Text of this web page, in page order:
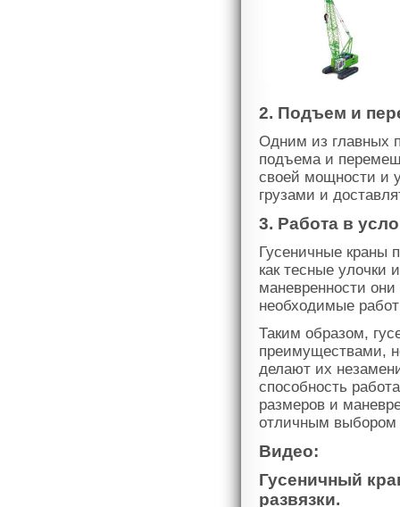
2. Подъем и
Одним из главных
подъема и
своей мощности и
грузами и
3. Работа в
Гусеничные краны
как тесные улочки
маневренности они
необходимые
Таким образом,
преимуществами,
делают их
способность
размеров и
отличным выбором
Видео:
Гусеничный
развязки.